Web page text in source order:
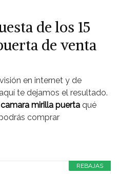
de los 15
de venta
en internet y de
te dejamos el resultado.
camara mirilla puerta qué
comprar
REBAJAS